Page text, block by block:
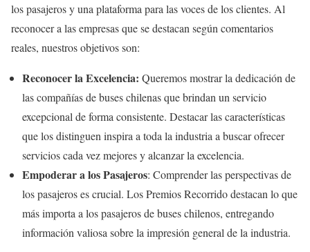
los pasajeros y una plataforma para las voces de los clientes. Al
reconocer a las empresas que se destacan según comentarios
reales, nuestros objetivos son:
Reconocer la Excelencia: Queremos mostrar la dedicación de
las compañías de buses chilenas que brindan un servicio
excepcional de forma consistente. Destacar las características
que los distinguen inspira a toda la industria a buscar ofrecer
servicios cada vez mejores y alcanzar la excelencia.
Empoderar a los Pasajeros: Comprender las perspectivas de
los pasajeros es crucial. Los Premios Recorrido destacan lo que
más importa a los pasajeros de buses chilenos, entregando
información valiosa sobre la impresión general de la industria.